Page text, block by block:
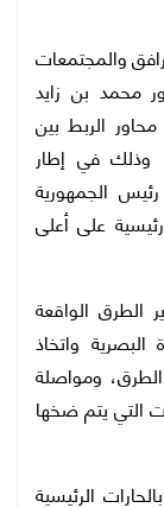
والمجتمعات
محمد بن زايد
الربط بين
وذلك في إطار
الجمهورية
على أعلى
الطرق الواقعة
واتخاذ
الطرق، ومواصلة
التي يتم ضخها
الرئيسية